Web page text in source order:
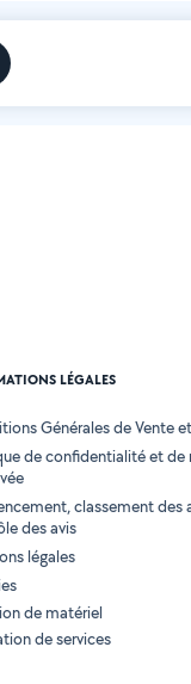
LÉGALES
Générales de Vente
de confidentialité et de
classement des
des avis
légales
de matériel
de services